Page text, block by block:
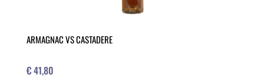
ARMAGNAC VS CASTADERE
€ 41,80